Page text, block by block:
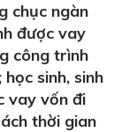
chục ngàn
được vay
công trình
sinh, sinh
vay vốn đi
thời gian